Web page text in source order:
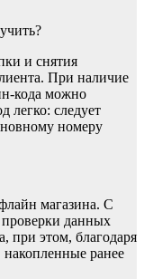
и снятия
При наличие
кода можно
легко: следует
номеру
магазина. С
проверки данных
при этом, благодаря
ранее